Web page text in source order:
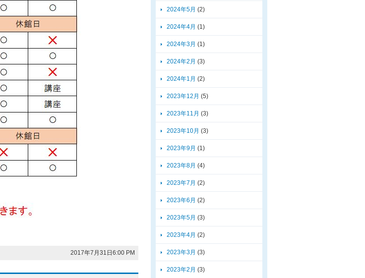
2017年7月31日6:00 PM
2024年5月 (2)
2024年4月 (1)
2024年3月 (1)
2024年2月 (3)
2024年1月 (2)
2023年12月 (5)
2023年11月 (3)
2023年10月 (3)
2023年9月 (1)
2023年8月 (4)
2023年7月 (2)
2023年6月 (2)
2023年5月 (3)
2023年4月 (2)
2023年3月 (3)
2023年2月 (3)